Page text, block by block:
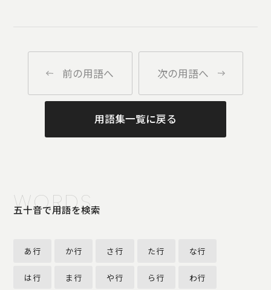
前の用語へ 次の用語へ
用語集一覧に戻る
WORDS
五十音で用語を検索
あ行 か行 さ行 た行 な行
は行 ま行 や行 ら行 わ行